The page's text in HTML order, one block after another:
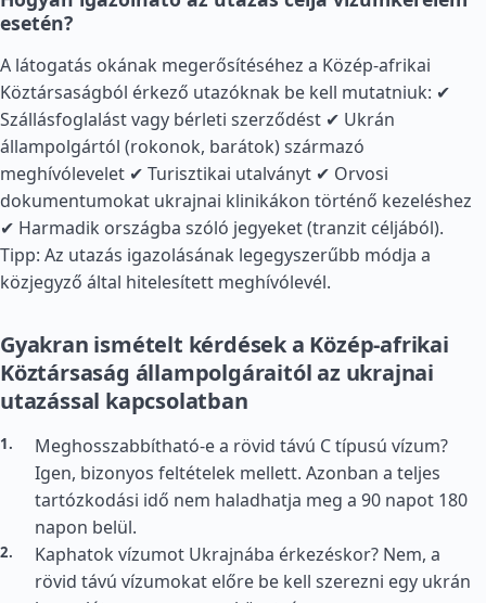
esetén?
A látogatás okának megerősítéséhez a Közép-afrikai
Köztársaságból érkező utazóknak be kell mutatniuk: ✔
Szállásfoglalást vagy bérleti szerződést ✔ Ukrán
állampolgártól (rokonok, barátok) származó
meghívólevelet ✔ Turisztikai utalványt ✔ Orvosi
dokumentumokat ukrajnai klinikákon történő kezeléshez
✔ Harmadik országba szóló jegyeket (tranzit céljából).
Tipp: Az utazás igazolásának legegyszerűbb módja a
közjegyző által hitelesített meghívólevél.
Gyakran ismételt kérdések a Közép-afrikai
Köztársaság állampolgáraitól az ukrajnai
utazással kapcsolatban
Meghosszabbítható-e a rövid távú C típusú vízum?
Igen, bizonyos feltételek mellett. Azonban a teljes
tartózkodási idő nem haladhatja meg a 90 napot 180
napon belül.
Kaphatok vízumot Ukrajnába érkezéskor? Nem, a
rövid távú vízumokat előre be kell szerezni egy ukrán